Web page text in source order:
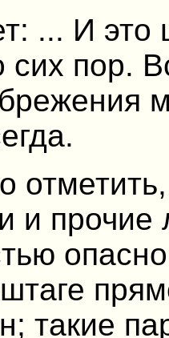
... И это
сих пор.
и прочие
такие